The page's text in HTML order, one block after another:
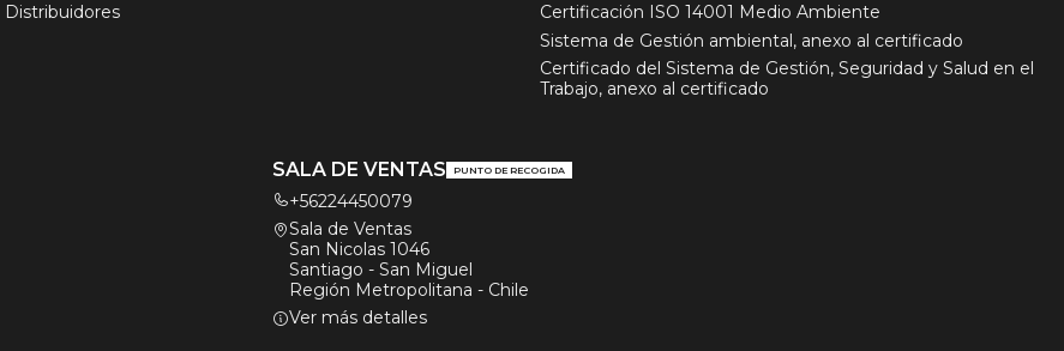
Distribuidores
Certificación ISO 14001 Medio Ambiente
Sistema de Gestión ambiental, anexo al certificado
Certificado del Sistema de Gestión, Seguridad y Salud en el
Trabajo, anexo al certificado
SALA DE VENTAS PUNTO DE RECOGIDA
+56224450079
Sala de Ventas
San Nicolas 1046
Santiago - San Miguel
Región Metropolitana - Chile
Ver más detalles